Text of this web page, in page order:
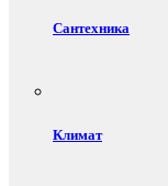
Сантехника
Климат